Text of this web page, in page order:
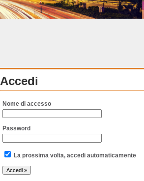
Accedi
Nome di accesso
Password
La prossima volta, accedi automaticamente